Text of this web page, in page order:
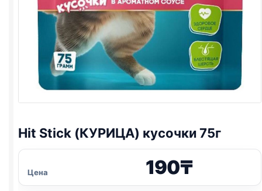
Hit Stick (КУРИЦА) кусочки 75г
Цена 190₸